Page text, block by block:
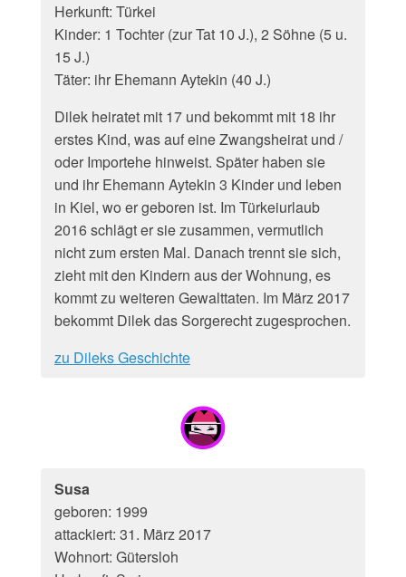
Herkunft: Türkei
Kinder: 1 Tochter (zur Tat 10 J.), 2 Söhne (5 u.
15 J.)
Täter: ihr Ehemann Aytekin (40 J.)
Dilek heiratet mit 17 und bekommt mit 18 ihr
erstes Kind, was auf eine Zwangsheirat und /
oder Importehe hinweist. Später haben sie
und ihr Ehemann Aytekin 3 Kinder und leben
in Kiel, wo er geboren ist. Im Türkeiurlaub
2016 schlägt er sie zusammen, vermutlich
nicht zum ersten Mal. Danach trennt sie sich,
zieht mit den Kindern aus der Wohnung, es
kommt zu weiteren Gewalttaten. Im März 2017
bekommt Dilek das Sorgerecht zugesprochen.
zu Dileks Geschichte
Susa
geboren: 1999
attackiert: 31. März 2017
Wohnort: Gütersloh